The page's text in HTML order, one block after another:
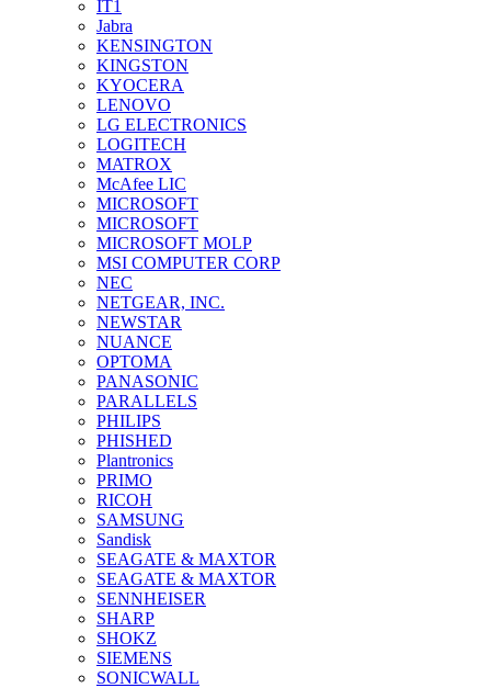
IT1
Jabra
KENSINGTON
KINGSTON
KYOCERA
LENOVO
LG ELECTRONICS
LOGITECH
MATROX
McAfee LIC
MICROSOFT
MICROSOFT
MICROSOFT MOLP
MSI COMPUTER CORP
NEC
NETGEAR, INC.
NEWSTAR
NUANCE
OPTOMA
PANASONIC
PARALLELS
PHILIPS
PHISHED
Plantronics
PRIMO
RICOH
SAMSUNG
Sandisk
SEAGATE & MAXTOR
SEAGATE & MAXTOR
SENNHEISER
SHARP
SHOKZ
SIEMENS
SONICWALL